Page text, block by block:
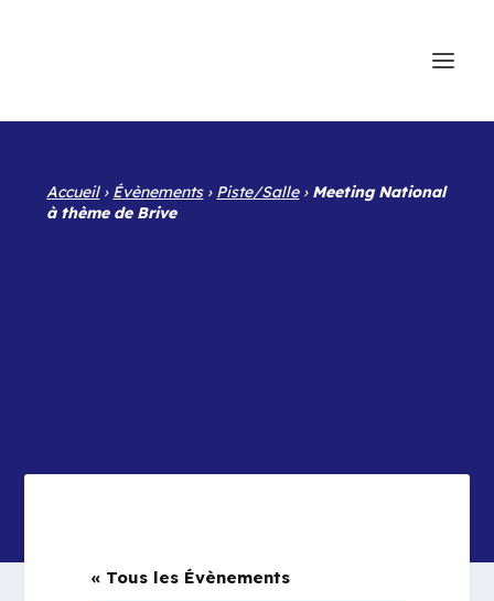
Accueil› Évènements› Piste/Salle› Meeting National
à thème de Brive
« Tous les Évènements